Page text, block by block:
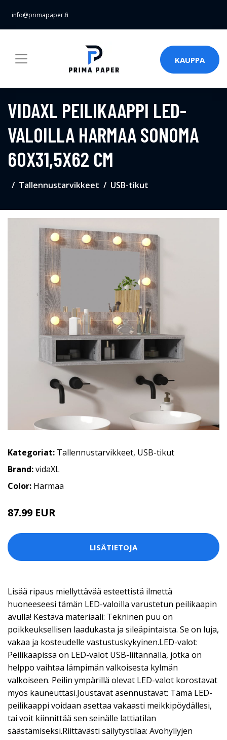
info@primapaper.fi
KAUPPA
VIDAXL PEILIKAAPPI LED-
VALOILLA HARMAA SONOMA
60X31,5X62 CM
Tallennustarvikkeet USB-tikut
Kategoriat: Tallennustarvikkeet, USB-tikut
Brand:vidaXL
Color: Harmaa
87.99 EUR
LISÄTIETOJA
Lisää ripaus miellyttävää esteettistä ilmettä
huoneeseesi tämän LED-valoilla varustetun peilikaapin
avulla! Kestävä materiaali: Tekninen puu on
poikkeuksellisen laadukasta ja sileäpintaista. Se on luja,
vakaa ja kosteudelle vastustuskykyinen.LED-valot:
Peilikaapissa on LED-valot USB-liitännällä, jotka on
helppo vaihtaa lämpimän valkoisesta kylmän
valkoiseen. Peilin ympärillä olevat LED-valot korostavat
myös kauneuttasi.Joustavat asennustavat: Tämä LED-
peilikaappi voidaan asettaa vakaasti meikkipöydällesi,
tai voit kiinnittää sen seinälle lattiatilan
säästämiseksi.Riittävästi säilytystilaa: Avohyllyjen